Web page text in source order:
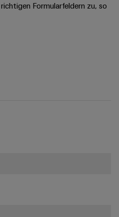
Formularfeldern zu, so